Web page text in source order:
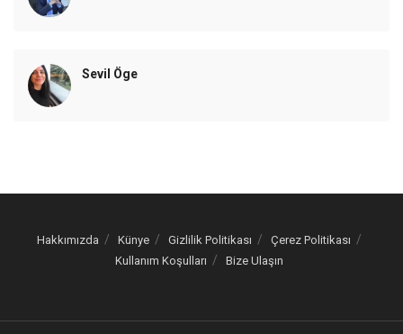
Sevil Öge
Hakkımızda Künye Gizlilik Politikası
Çerez Politikası
Kullanım Koşulları
Bize Ulaşın